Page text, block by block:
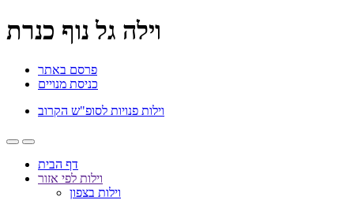
וילה גל נוף כנרת
פרסם באתר
כניסת מנויים
וילות פנויות לסופ"ש הקרוב
דף הבית
וילות לפי אזור
וילות בצפון